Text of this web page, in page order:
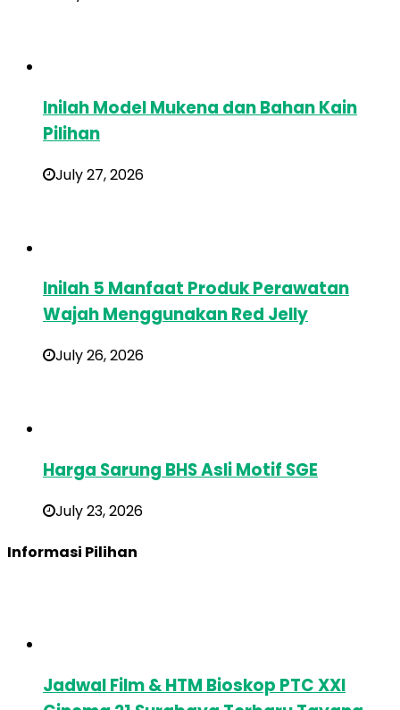
Inilah Model Mukena dan Bahan Kain
Pilihan
July 27, 2026
Inilah 5 Manfaat Produk Perawatan
Wajah Menggunakan Red Jelly
July 26, 2026
Harga Sarung BHS Asli Motif SGE
July 23, 2026
Informasi Pilihan
Jadwal Film & HTM Bioskop PTC XXI